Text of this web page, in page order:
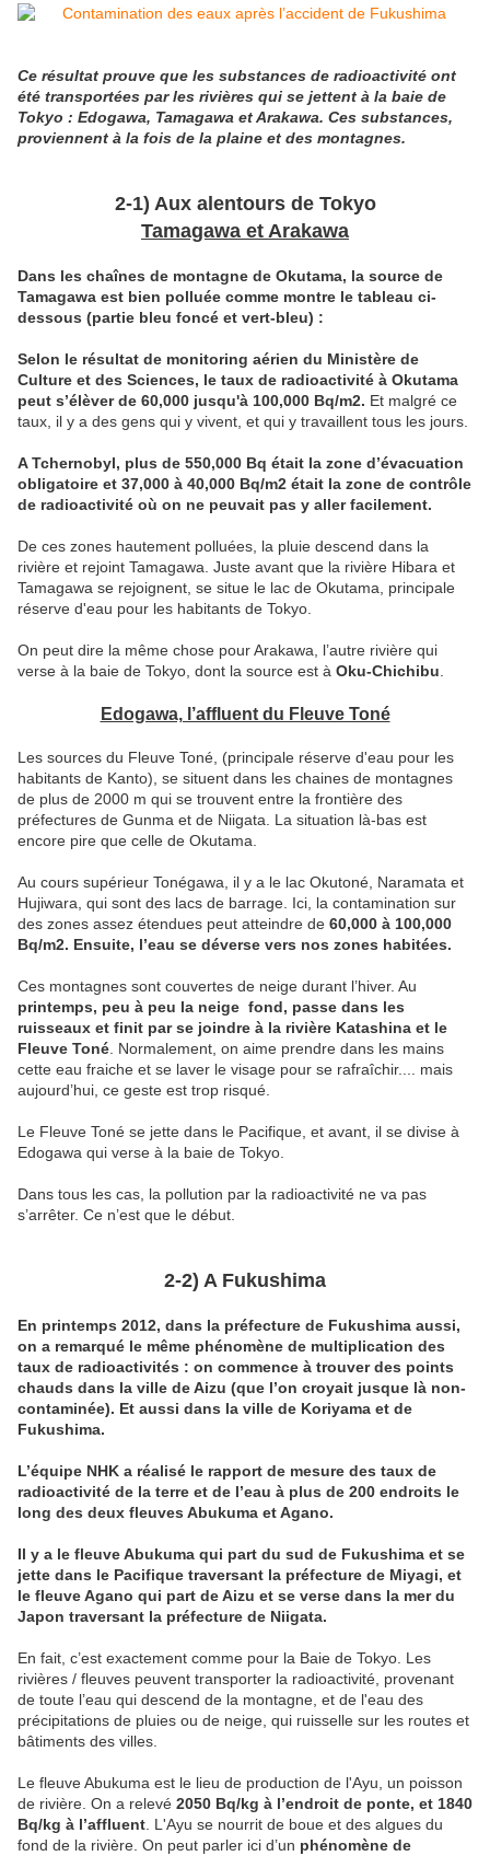
Ce résultat prouve que les substances de radioactivité ont
été transportées par les rivières qui se jettent à la baie de
Tokyo : Edogawa, Tamagawa et Arakawa. Ces substances,
proviennent à la fois de la plaine et des montagnes.
2-1) Aux alentours de Tokyo
Tamagawa et Arakawa
Dans les chaînes de montagne de Okutama, la source de
Tamagawa est bien polluée comme montre le tableau ci-
dessous (partie bleu foncé et vert-bleu) :
Selon le résultat de monitoring aérien du Ministère de
Culture et des Sciences, le taux de radioactivité à Okutama
peut s’élèver de 60,000 jusqu'à 100,000 Bq/m2. Et malgré ce
taux, il y a des gens qui y vivent, et qui y travaillent tous les jours.
A Tchernobyl, plus de 550,000 Bq était la zone d’évacuation
obligatoire et 37,000 à 40,000 Bq/m2 était la zone de contrôle
de radioactivité où on ne peuvait pas y aller facilement.
De ces zones hautement polluées, la pluie descend dans la
rivière et rejoint Tamagawa. Juste avant que la rivière Hibara et
Tamagawa se rejoignent, se situe le lac de Okutama, principale
réserve d'eau pour les habitants de Tokyo.
On peut dire la même chose pour Arakawa, l’autre rivière qui
verse à la baie de Tokyo, dont la source est à Oku-Chichibu
Edogawa, l’affluent du Fleuve Toné
Les sources du Fleuve Toné, (principale réserve d'eau pour les
habitants de Kanto), se situent dans les chaines de montagnes
de plus de 2000 m qui se trouvent entre la frontière des
préfectures de Gunma et de Niigata. La situation là-bas est
encore pire que celle de Okutama.
Au cours supérieur Tonégawa, il y a le lac Okutoné, Naramata et
Hujiwara, qui sont des lacs de barrage. Ici, la contamination sur
des zones assez étendues peut atteindre de 60,000 à 100,000
Bq/m2. Ensuite, l’eau se déverse vers nos zones habitées.
Ces montagnes sont couvertes de neige durant l’hiver. Au
printemps, peu à peu la neige fond, passe dans les
ruisseaux et finit par se joindre à la rivière Katashina et le
Fleuve Toné . Normalement, on aime prendre dans les mains
cette eau fraiche et se laver le visage pour se rafraîchir.... mais
aujourd’hui, ce geste est trop risqué.
Le Fleuve Toné se jette dans le Pacifique, et avant, il se divise à
Edogawa qui verse à la baie de Tokyo.
Dans tous les cas, la pollution par la radioactivité ne va pas
s’arrêter. Ce n’est que le début.
2-2) A Fukushima
En printemps 2012, dans la préfecture de Fukushima aussi,
on a remarqué le même phénomène de multiplication des
taux de radioactivités : on commence à trouver des points
chauds dans la ville de Aizu (que l’on croyait jusque là non-
contaminée). Et aussi dans la ville de Koriyama et de
Fukushima.
L’équipe NHK a réalisé le rapport de mesure des taux de
radioactivité de la terre et de l’eau à plus de 200 endroits le
long des deux fleuves Abukuma et Agano.
Il y a le fleuve Abukuma qui part du sud de Fukushima et se
jette dans le Pacifique traversant la préfecture de Miyagi, et
le fleuve Agano qui part de Aizu et se verse dans la mer du
Japon traversant la préfecture de Niigata.
En fait, c’est exactement comme pour la Baie de Tokyo. Les
rivières / fleuves peuvent transporter la radioactivité, provenant
de toute l’eau qui descend de la montagne, et de l'eau des
précipitations de pluies ou de neige, qui ruisselle sur les routes et
bâtiments des villes.
Le fleuve Abukuma est le lieu de production de l'Ayu, un poisson
de rivière. On a relevé 2050 Bq/kg à l’endroit de ponte, et 1840
Bq/kg à l’affluent . L'Ayu se nourrit de boue et des algues du
fond de la rivière. On peut parler ici d’un phénomène de